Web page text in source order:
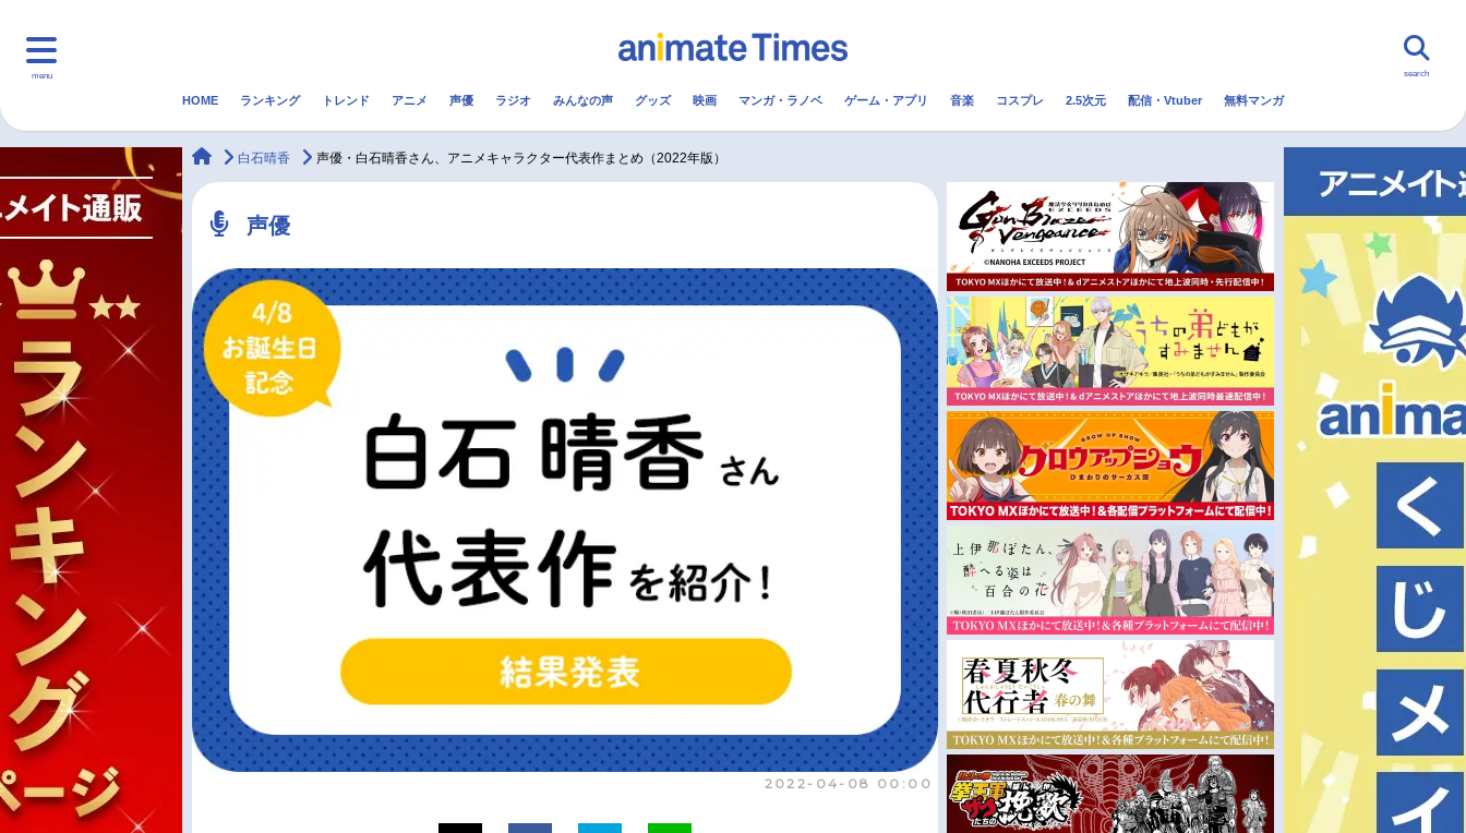
menu
マンガ・ラノベ ゲーム・アプリ 配信・Vtuber トレンド 無料マンガ
最新記事一覧 アニメ映画一覧
男性声優/女性声優一覧
今期アニメ曜日別一覧
春アニメ
秋アニメ
冬アニメ
FOLLOW US
search
HOME ランキング トレンド アニメ 声優 ラジオ みんなの声 グッズ 映画 マンガ・ラノベ ゲーム・アプリ 音楽 コスプレ 2.5次元 配信・Vtuber 無料マンガ
animateTimes
白石晴香 声優・白石晴香さん、アニメキャラクター代表作まとめ（2022年版）
声優
2022-04-08 00:00